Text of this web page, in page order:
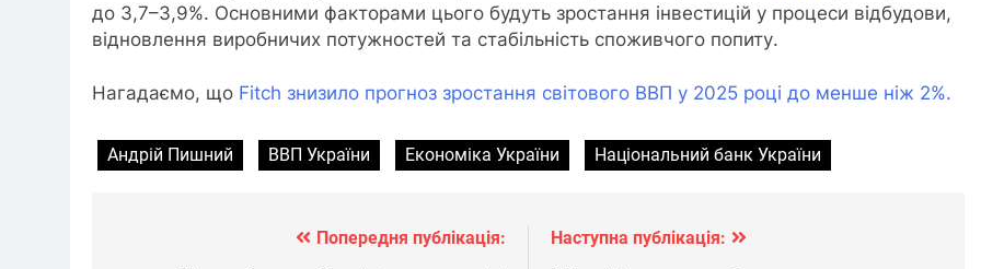
до 3,7–3,9%. Основними факторами цього будуть зростання інвестицій у процеси відбудови,
відновлення виробничих потужностей та стабільність споживчого попиту.
Нагадаємо, що Fitch знизило прогноз зростання світового ВВП у 2025 році до менше ніж 2%.
Андрій Пишний ВВП України Економіка України Національний банк України
Попередня публікація:
Наступна публікація: